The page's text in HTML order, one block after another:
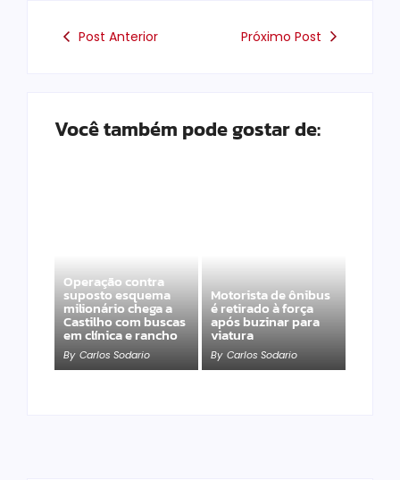
Post Anterior Próximo Post
Você também pode gostar de:
Operação contra
suposto esquema
milionário chega a
Castilho com buscas
em clínica e rancho
By Carlos Sodario
Motorista de ônibus
é retirado à força
após buzinar para
viatura
By Carlos Sodario